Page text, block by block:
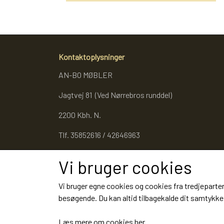
Kontaktoplysninger
AN-BO MØBLER
Jagtvej 81 (Ved Nørrebros runddel)
2200 Kbh. N.
Tlf. 35852616 / 42646963
Vi bruger cookies
Vi bruger egne cookies og cookies fra
besøgende. Du kan altid tilbagekalde dit
Læs mere om cookies her